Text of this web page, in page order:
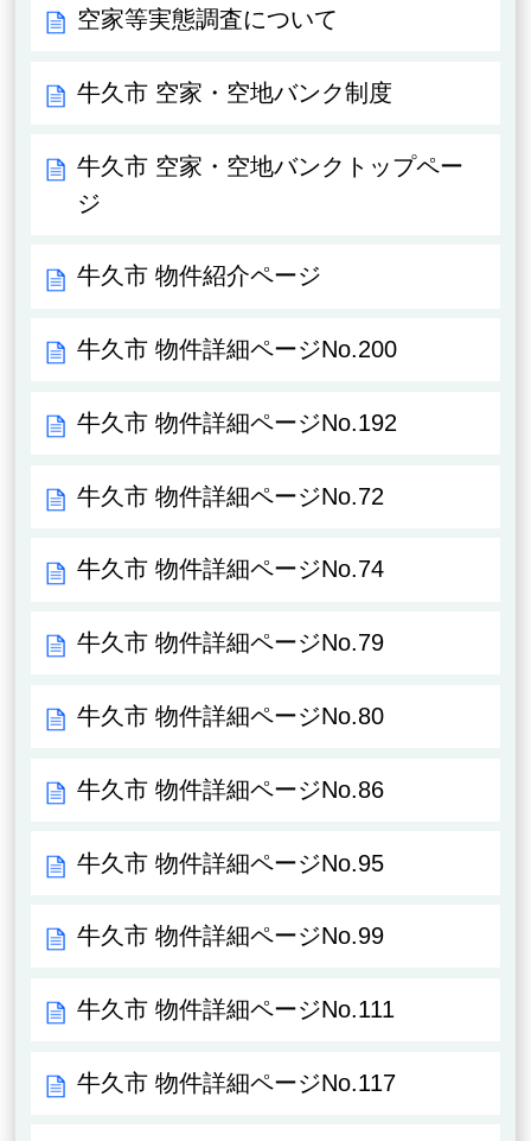
空家等実態調査について
牛久市 空家・空地バンク制度
牛久市 空家・空地バンクトップペー
ジ
牛久市 物件紹介ページ
牛久市 物件詳細ページNo.200
牛久市 物件詳細ページNo.192
牛久市 物件詳細ページNo.72
牛久市 物件詳細ページNo.74
牛久市 物件詳細ページNo.79
牛久市 物件詳細ページNo.80
牛久市 物件詳細ページNo.86
牛久市 物件詳細ページNo.95
牛久市 物件詳細ページNo.99
牛久市 物件詳細ページNo.111
牛久市 物件詳細ページNo.117